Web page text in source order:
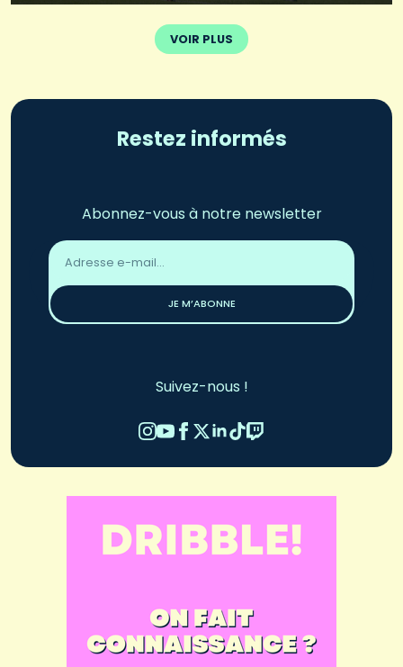
VOIR PLUS
Restez informés
Abonnez-vous à notre newsletter
Adresse
email
JE M’ABONNE
Suivez-nous !